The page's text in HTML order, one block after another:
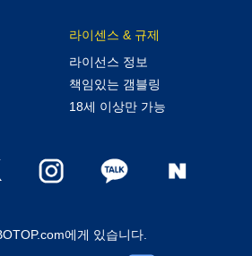
라이센스 & 규제
라이선스 정보
책임있는 갬블링
18세 이상만 가능
에게 있습니다.